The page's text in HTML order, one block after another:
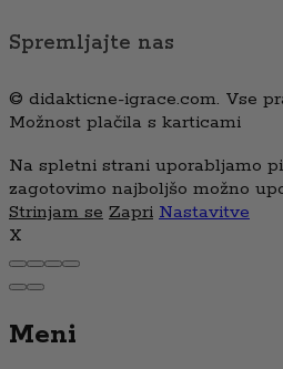
Spremljajte nas
© didakticne-igrace.com. Vse
Možnost plačila s karticami
Na spletni strani uporabljamo
zagotovimo najboljšo možno
Strinjam se Zapri Nastavitve
X
Meni